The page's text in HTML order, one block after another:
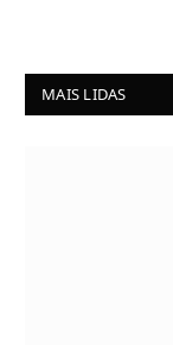
MAIS LIDAS